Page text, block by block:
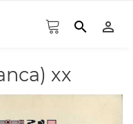
search person_outline
xx